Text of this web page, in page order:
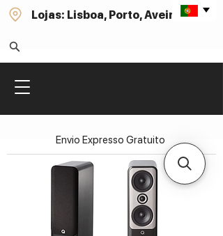
Lojas: Lisboa, Porto, Aveiro
Envio Expresso Gratuito